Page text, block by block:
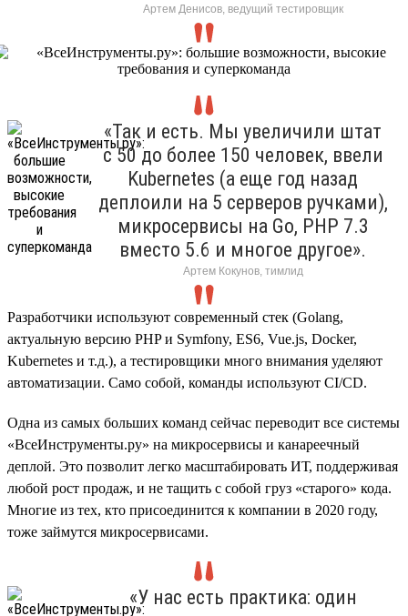
Артем Денисов, ведущий тестировщик
«Так и есть. Мы увеличили штат
с 50 до более 150 человек, ввели
Kubernetes (а еще год назад
деплоили на 5 серверов ручками),
микросервисы на Go, PHP 7.3
вместо 5.6 и многое другое».
Артем Кокунов, тимлид
Разработчики используют современный стек (Golang,
актуальную версию PHP и Symfony, ES6, Vue.js, Docker,
Kubernetes и т.д.), а тестировщики много внимания уделяют
автоматизации. Само собой, команды используют CI/CD.
Одна из самых больших команд сейчас переводит все системы
«ВсеИнструменты.ру» на микросервисы и канареечный
деплой. Это позволит легко масштабировать ИТ, поддерживая
любой рост продаж, и не тащить с собой груз «старого» кода.
Многие из тех, кто присоединится к компании в 2020 году,
тоже займутся микросервисами.
«У нас есть практика: один